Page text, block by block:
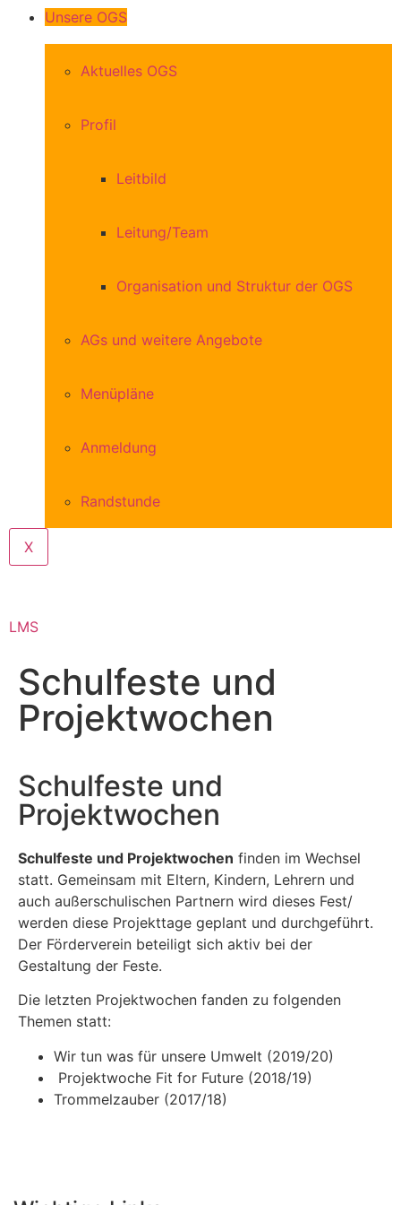
Unsere OGS
Aktuelles OGS
Profil
Leitbild
Leitung/Team
Organisation und Struktur der OGS
AGs und weitere Angebote
Menüpläne
Anmeldung
Randstunde
X
LMS
Schulfeste und
Projektwochen
Schulfeste und
Projektwochen
Schulfeste und Projektwochen finden im Wechsel
statt. Gemeinsam mit Eltern, Kindern, Lehrern und
auch außerschulischen Partnern wird dieses Fest/
werden diese Projekttage geplant und durchgeführt.
Der Förderverein beteiligt sich aktiv bei der
Gestaltung der Feste.
Die letzten Projektwochen fanden zu folgenden
Themen statt:
Wir tun was für unsere Umwelt (2019/20)
Projektwoche Fit for Future (2018/19)
Trommelzauber (2017/18)